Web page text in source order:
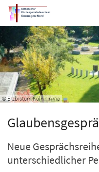
Zum Inhalt springen
© Erzbistum Köln - In Via
Neue
unterschiedlicher